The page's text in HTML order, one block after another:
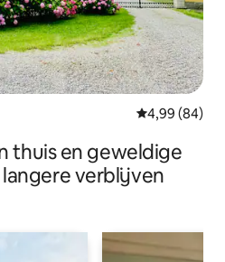
Gemiddelde
4,99 (84)
thuis en geweldige
verblijven